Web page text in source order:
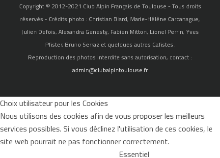
Copyright © 2012-2021 Club Alpin Français de Toulouse - Tous droits
réservés - Crédits photo : Christian Biard, Marie-Hélène Carcanague,
Julien Defois, Alexandra Genesty, Fabien Mitton, Lionel Perrin, Yves
Pfister, Bruno Serraz et quelques autres Cafistes.
Reproduction des photos interdite sans autorisation, contact :
admin@clubalpintoulouse.fr
Choix utilisateur pour les Cookies
Nous utilisons des cookies afin de vous proposer les meilleurs
services possibles. Si vous déclinez l'utilisation de ces cookies, le
site web pourrait ne pas fonctionner correctement.
Essentiel